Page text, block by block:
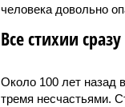
человека довольно
Все стихии сразу
Около 100 лет назад
тремя несчастьями.